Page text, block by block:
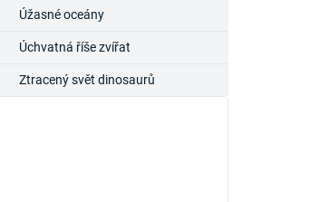
Úžasné oceány
Úchvatná říše zvířat
Ztracený svět dinosaurů